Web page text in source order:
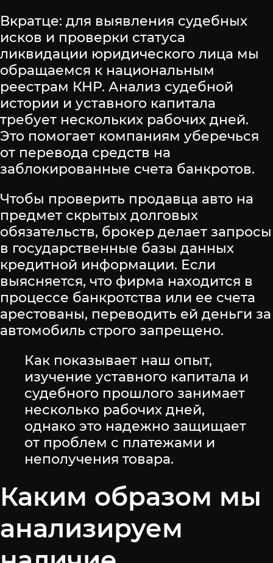
Вкратце: для выявления судебных
исков и проверки статуса
ликвидации юридического лица мы
обращаемся к национальным
реестрам КНР. Анализ судебной
истории и уставного капитала
требует нескольких рабочих дней.
Это помогает компаниям уберечься
от перевода средств на
заблокированные счета банкротов.
Чтобы проверить продавца авто на
предмет скрытых долговых
обязательств, брокер делает запросы
в государственные базы данных
кредитной информации. Если
выясняется, что фирма находится в
процессе банкротства или ее счета
арестованы, переводить ей деньги за
автомобиль строго запрещено.
Как показывает наш опыт,
изучение уставного капитала и
судебного прошлого занимает
несколько рабочих дней,
однако это надежно защищает
от проблем с платежами и
неполучения товара.
Каким образом мы
анализируем